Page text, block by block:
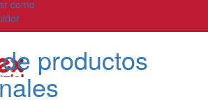
como
productos